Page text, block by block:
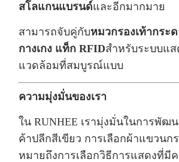
สโลแกนแบรนด์และอีกมากมาย
สามารถจับคู่กับหมวกรองเท้ากระ
กางเกง แท็ก RFIDสําหรับระบบแ
แวดล้อมที่สมบูรณ์แบบ
ความมุ่งมั่นของเรา
ใน RUNHEE เรามุ่งมั่นในการพัฒ
ค้าปลีกสีเขียว การเลือกผ้าแขวนก
หมายถึงการเลือกวิธีการแสดงที่มี